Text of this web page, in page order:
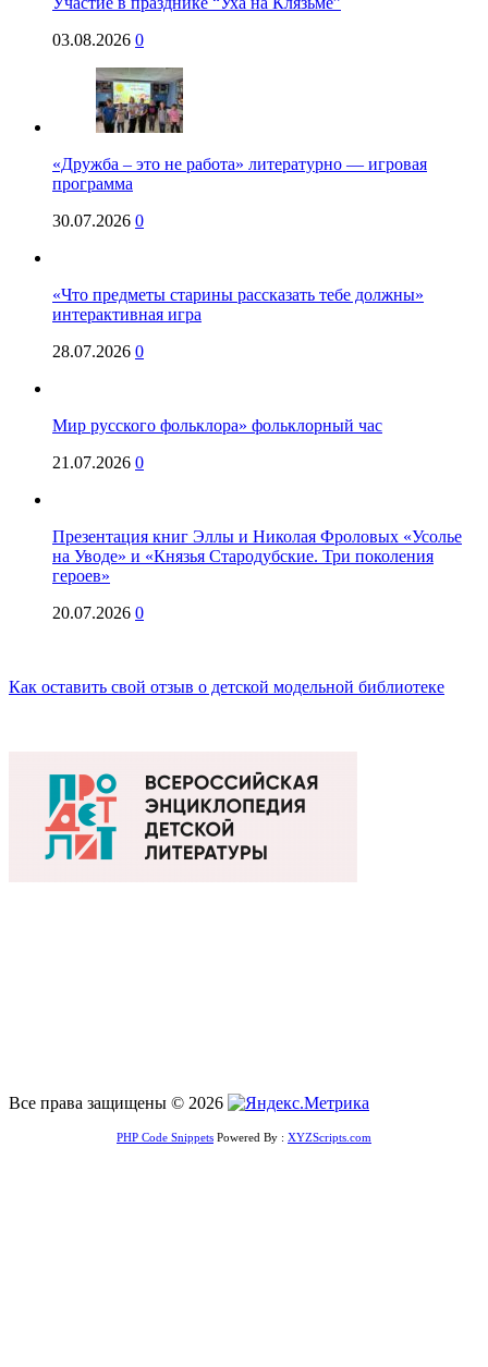
03.08.2026 0
«Дружба – это не работа» литературно — игровая
программа
30.07.2026 0
«Что предметы старины рассказать тебе должны»
интерактивная игра
28.07.2026 0
Мир русского фольклора» фольклорный час
21.07.2026 0
Презентация книг Эллы и Николая Фроловых «Усолье
на Уводе» и «Князья Стародубские. Три поколения
героев»
20.07.2026 0
Как оставить свой отзыв о детской модельной библиотеке
Все права защищены © 2026
PHP Code Snippets Powered By : XYZScripts.com